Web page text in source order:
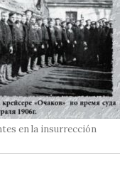
en la insurrección